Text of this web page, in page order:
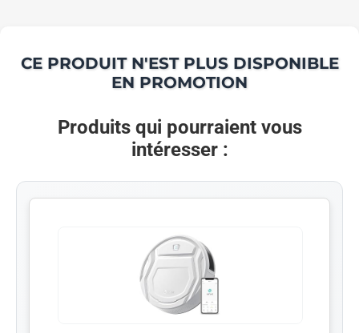
CE PRODUIT N'EST PLUS DISPONIBLE
EN PROMOTION
Produits qui pourraient vous
intéresser :